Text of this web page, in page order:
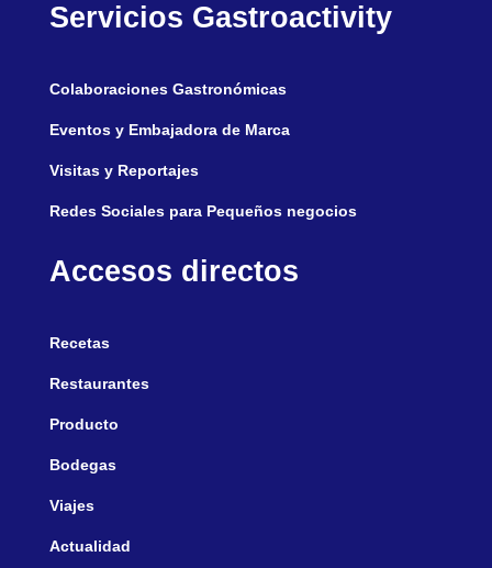
Servicios Gastroactivity
Colaboraciones Gastronómicas
Eventos y Embajadora de Marca
Visitas y Reportajes
Redes Sociales para Pequeños negocios
Accesos directos
Recetas
Restaurantes
Producto
Bodegas
Viajes
Actualidad